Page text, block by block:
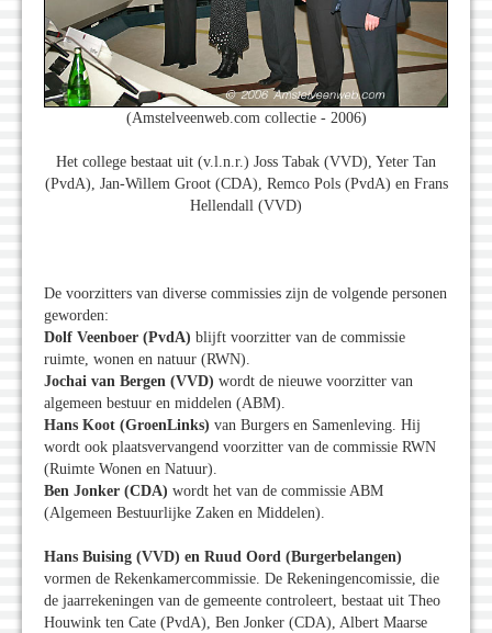
(Amstelveenweb.com collectie - 2006)
Het college bestaat uit (v.l.n.r.) Joss Tabak (VVD), Yeter Tan
(PvdA), Jan-Willem Groot (CDA), Remco Pols (PvdA) en Frans
Hellendall (VVD)
De voorzitters van diverse commissies zijn de volgende personen
geworden:
Dolf Veenboer (PvdA) blijft voorzitter van de commissie
ruimte, wonen en natuur (RWN).
Jochai van Bergen (VVD) wordt de nieuwe voorzitter van
algemeen bestuur en middelen (ABM).
Hans Koot (GroenLinks) van Burgers en Samenleving. Hij
wordt ook plaatsvervangend voorzitter van de commissie RWN
(Ruimte Wonen en Natuur).
Ben Jonker (CDA) wordt het van de commissie ABM
(Algemeen Bestuurlijke Zaken en Middelen).
Hans Buising (VVD) en Ruud Oord (Burgerbelangen)
vormen de Rekenkamercommissie. De Rekeningencomissie, die
de jaarrekeningen van de gemeente controleert, bestaat uit Theo
Houwink ten Cate (PvdA), Ben Jonker (CDA), Albert Maarse